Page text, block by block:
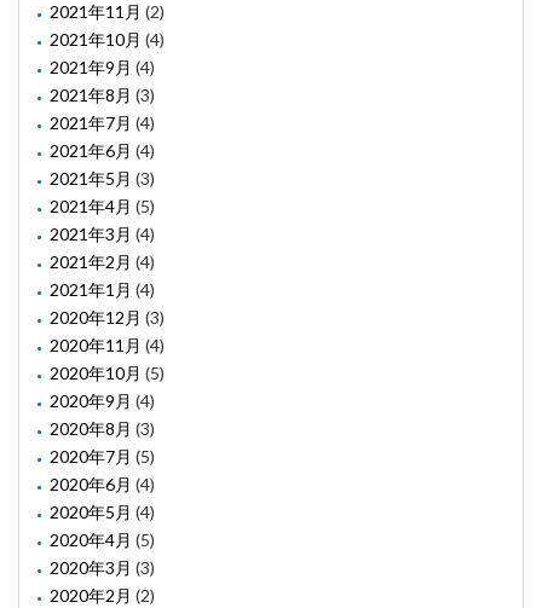
2021年11月 (2)
2021年10月 (4)
2021年9月 (4)
2021年8月 (3)
2021年7月 (4)
2021年6月 (4)
2021年5月 (3)
2021年4月 (5)
2021年3月 (4)
2021年2月 (4)
2021年1月 (4)
2020年12月 (3)
2020年11月 (4)
2020年10月 (5)
2020年9月 (4)
2020年8月 (3)
2020年7月 (5)
2020年6月 (4)
2020年5月 (4)
2020年4月 (5)
2020年3月 (3)
2020年2月 (2)